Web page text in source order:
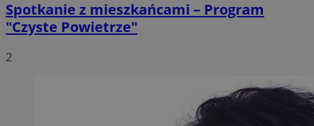
Spotkanie z mieszkańcami – Program
"Czyste Powietrze"
2